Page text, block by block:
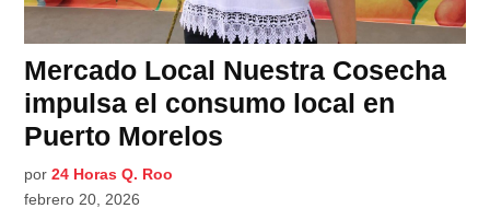
Mercado Local Nuestra Cosecha
impulsa el consumo local en
Puerto Morelos
por 24 Horas Q. Roo
febrero 20, 2026